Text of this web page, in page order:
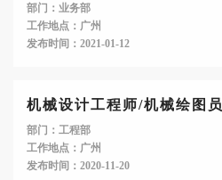
部门：业务部
工作地点：广州
发布时间：2021-01-12
机械设计工程师/机械绘图员
部门：工程部
工作地点：广州
发布时间：2020-11-20